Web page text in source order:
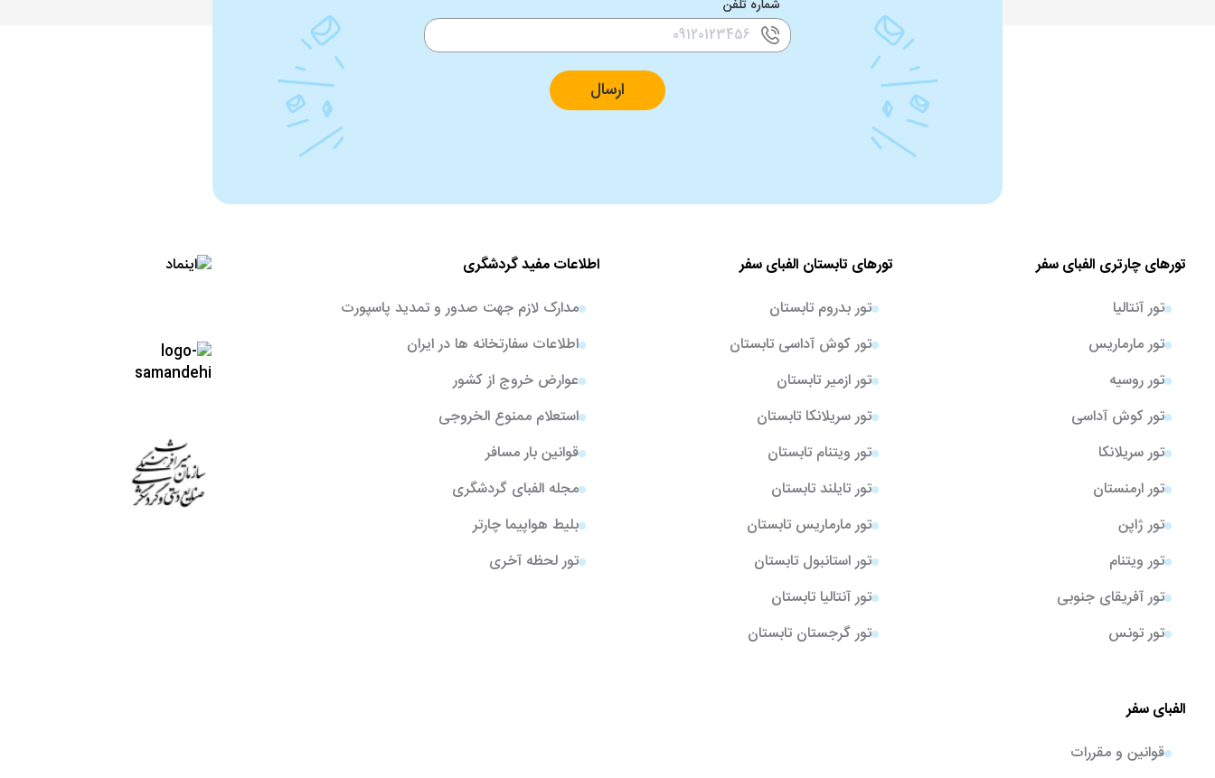
شماره تلفن
ارسال
تورهای چارتری الفبای سفر
تور آنتالیا
تور مارماریس
تور روسیه
تور کوش آداسی
تور سریلانکا
تور ارمنستان
تور ژاپن
تور ویتنام
تور آفریقای جنوبی
تور تونس
تورهای تابستان الفبای سفر
تور بدروم تابستان
تور کوش آداسی تابستان
تور ازمیر تابستان
تور سریلانکا تابستان
تور ویتنام تابستان
تور تایلند تابستان
تور مارماریس تابستان
تور استانبول تابستان
تور آنتالیا تابستان
تور گرجستان تابستان
اطلاعات مفید گردشگری
مدارک لازم جهت صدور و تمدید پاسپورت
اطلاعات سفارتخانه ها در ایران
عوارض خروج از کشور
استعلام ممنوع الخروجی
قوانین بار مسافر
مجله الفبای گردشگری
بلیط هواپیما چارتر
تور لحظه آخری
الفبای سفر
قوانین و مقررات